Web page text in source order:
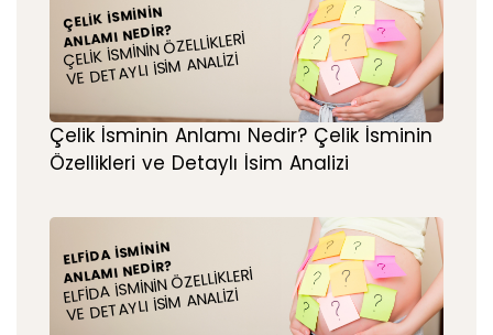
ÇELIK İSMININ
ANLAMI NEDIR?
ÇELIK İSMININ ÖZELLIKLERI
VE DETAYLI İSIM ANALIZI
Çelik İsminin Anlamı Nedir? Çelik İsminin
Özellikleri ve Detaylı İsim Analizi
ELFIDA İSMININ
ANLAMI NEDIR?
ELFIDA İSMININ ÖZELLIKLERI
VE DETAYLI İSIM ANALIZI